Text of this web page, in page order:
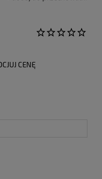
CENĘ
płatności